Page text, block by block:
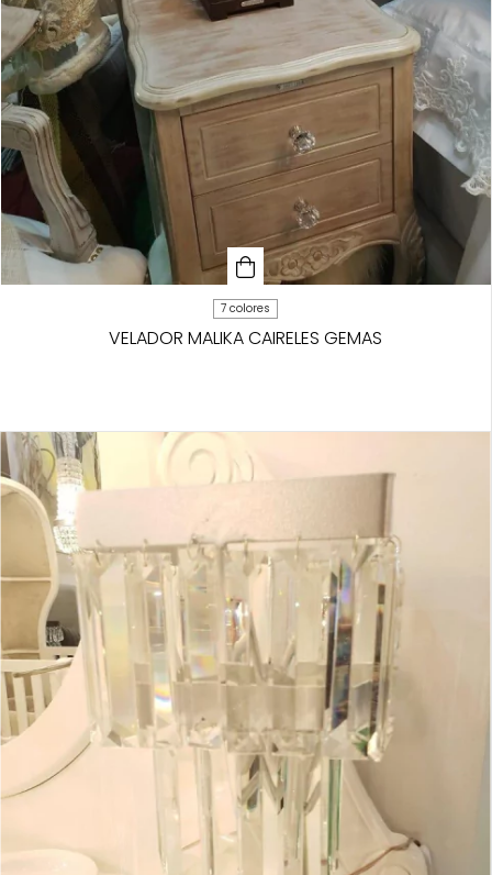
7 colores
VELADOR MALIKA CAIRELES GEMAS